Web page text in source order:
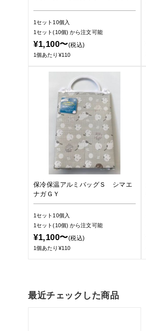
1セット10個入
1セット(10個)から注文可能
¥1,100〜(税込)
1個あたり¥110
保冷保温アルミバッグＳ シマエ
ナガＧＹ
1セット10個入
1セット(10個)から注文可能
¥1,100〜(税込)
1個あたり¥110
最近チェックした商品